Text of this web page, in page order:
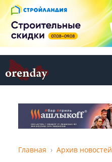
Главная Архив новостей